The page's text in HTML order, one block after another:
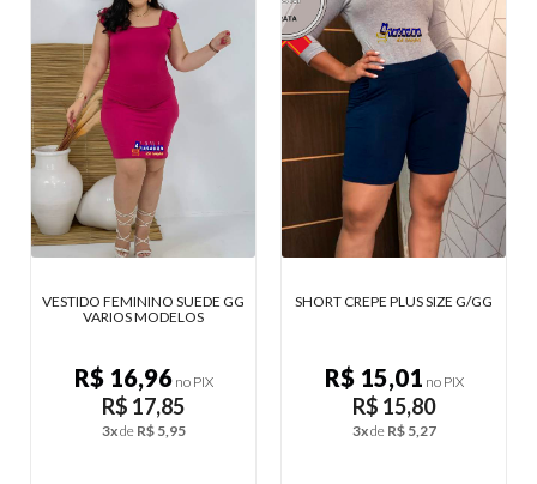
GG
SHORT CREPE PLUS SIZE G/GG
R$ 15,01
R$ 15,80
3xde
LINGERIE RENDA ESPERA
R$ 11,37
R$ 11,97
2xde